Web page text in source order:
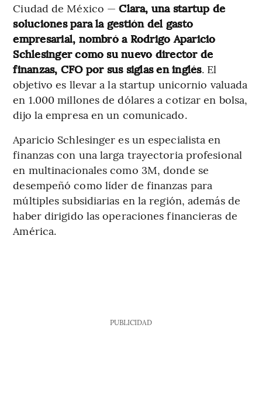
Ciudad de México —Clara, una startup de
soluciones para la gestión del gasto
empresarial, nombró a Rodrigo Aparicio
Schlesinger como su nuevo director de
finanzas, CFO por sus siglas en inglés. El
objetivo es llevar a la startup unicornio valuada
en 1.000 millones de dólares a cotizar en bolsa,
dijo la empresa en un comunicado.
Aparicio Schlesinger es un especialista en
finanzas con una larga trayectoria profesional
en multinacionales como 3M, donde se
desempeñó como líder de finanzas para
múltiples subsidiarias en la región, además de
haber dirigido las operaciones financieras de
América.
PUBLICIDAD